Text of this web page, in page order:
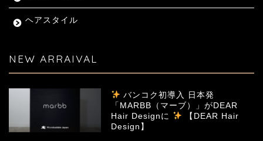
ヘアスタイル
NEW ARRAIVAL
バンコク初導入 日本発
「MARBB（マーブ）」がDEAR
Hair Designに
【DEAR Hair
Design】